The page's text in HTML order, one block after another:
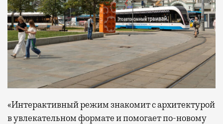
«Интерактивный режим знакомит с архитектурой
в увлекательном формате и помогает по-новому